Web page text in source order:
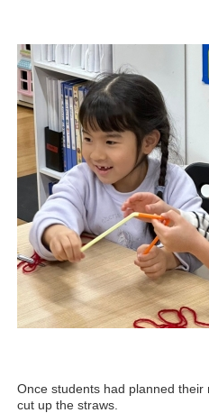
Once students had planned
cut up the straws.